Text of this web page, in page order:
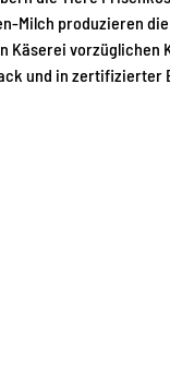
Milch produzieren
Käserei vorzüglichen
und in zertifizierter